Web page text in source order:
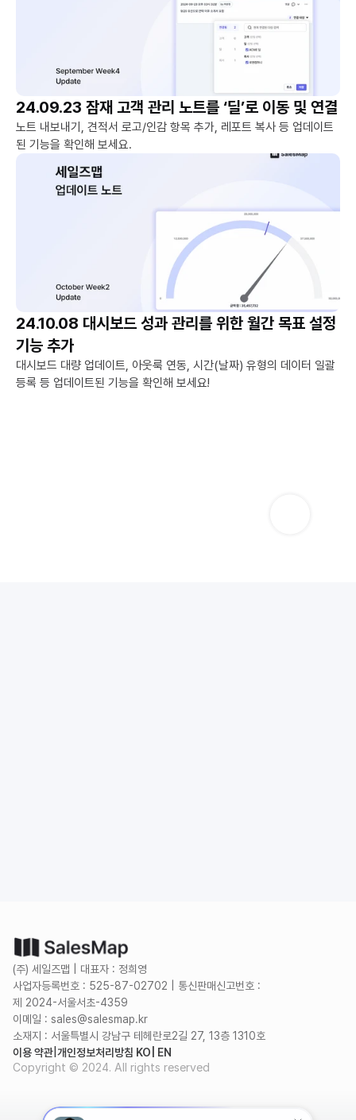
24.09.23 잠재 고객 관리 노트를 ‘딜’로 이동 및 연결
노트 내보내기, 견적서 로고/인감 항목 추가, 레포트 복사 등 업데이트
된 기능을 확인해 보세요.
24.10.08 대시보드 성과 관리를 위한 월간 목표 설정
기능 추가
대시보드 대량 업데이트, 아웃룩 연동, 시간(날짜) 유형의 데이터 일괄
등록 등 업데이트된 기능을 확인해 보세요!
(주) 세일즈맵 | 대표자 : 정희영
사업자등록번호 : 525-87-02702 | 통신판매신고번호 :
제 2024-서울서초-4359
이메일 : sales@salesmap.kr
소재지 : 서울특별시 강남구 테헤란로2길 27, 13층 1310호
이용 약관 개인정보처리방침 KO | EN
Copyright © 2024. All rights reserved